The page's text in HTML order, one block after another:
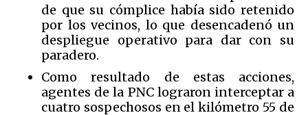
de que su cómplice había sido retenido
por los vecinos, lo que desencadenó un
despliegue operativo para dar con su
paradero.
Como resultado de estas acciones,
agentes de la PNC lograron interceptar a
cuatro sospechosos en el kilómetro 55 de